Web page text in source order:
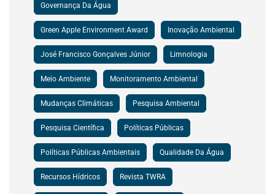
Governança Da Água
Green Apple Environment Award Inovação Ambiental
José Francisco Gonçalves Júnior Limnologia
Meio Ambiente Monitoramento Ambiental
Mudanças Climáticas Pesquisa Ambiental
Pesquisa Científica Políticas Públicas
Políticas Públicas Ambientais Qualidade Da Água
Recursos Hídricos Revista TWRA